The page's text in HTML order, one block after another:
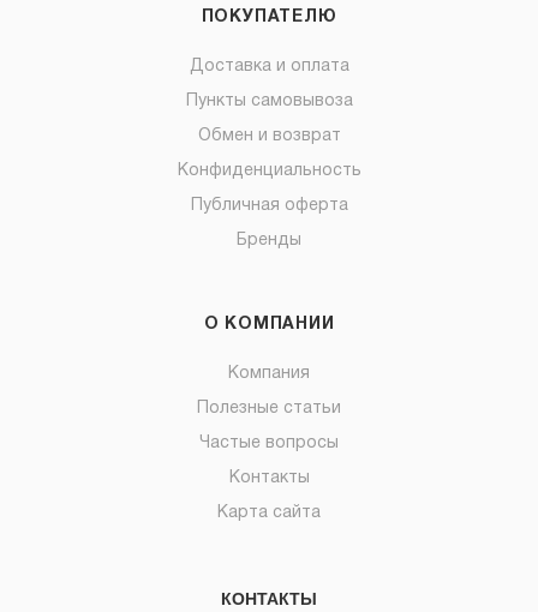
ПОКУПАТЕЛЮ
Доставка и оплата
Пункты самовывоза
Обмен и возврат
Конфиденциальность
Публичная оферта
Бренды
О КОМПАНИИ
Компания
Полезные статьи
Частые вопросы
Контакты
Карта сайта
КОНТАКТЫ